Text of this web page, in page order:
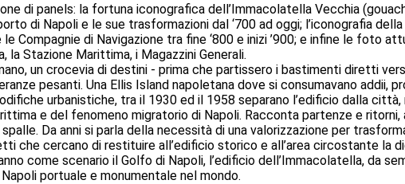
di panels: la fortuna iconografica dell’Immacolatella Vecchia
di Napoli e le sue trasformazioni dal ‘700 ad oggi; l’iconografia
Compagnie di Navigazione tra fine ‘800 e inizi ’900; e infine le foto
la Stazione Marittima, i Magazzini Generali.
un crocevia di destini - prima che partissero i bastimenti diretti
pesanti. Una Ellis Island napoletana dove si consumavano addii,
urbanistiche, tra il 1930 ed il 1958 separano l’edificio dalla
e del fenomeno migratorio di Napoli. Racconta partenze e
Da anni si parla della necessità di una valorizzazione per
che cercano di restituire all’edificio storico e all’area circostante la
come scenario il Golfo di Napoli, l’edificio dell’Immacolatella, da
portuale e monumentale nel mondo.